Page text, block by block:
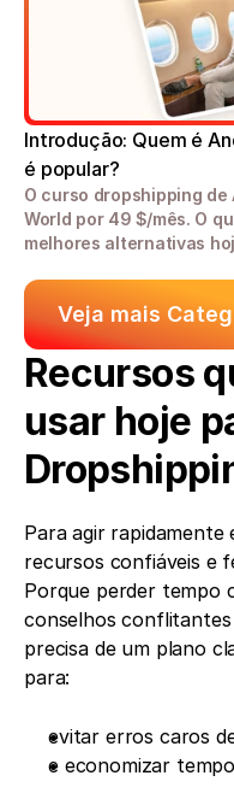
Introdução: Quem é
é popular?
O curso dropshipping
World por 49 $/mês. O
melhores alternativas
Veja mais
Recursos
usar hoje
Para agir
recursos confiáveis e
Porque perder tempo
conselhos
precisa de um plano
para:
evitar erros caros
e economizar